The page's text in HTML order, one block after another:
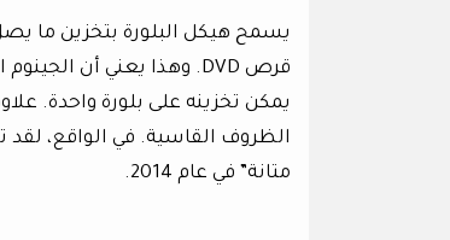
يمكن تخزينه على بلورة واحدة.
الظروف القاسية. في الواقع، لقد
متانة” في عام 2014.